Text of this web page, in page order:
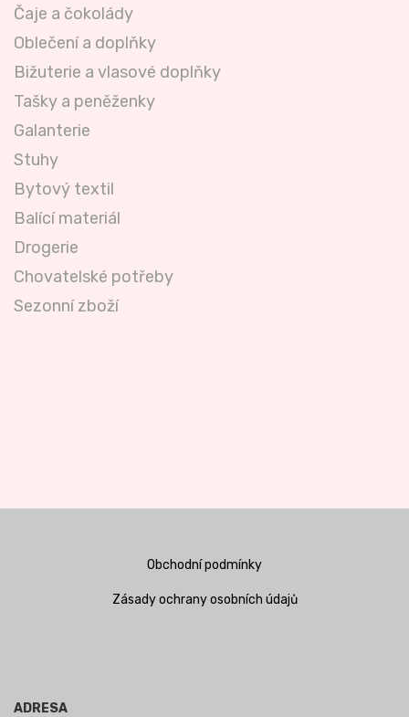
Čaje a čokolády
Oblečení a doplňky
Bižuterie a vlasové doplňky
Tašky a peněženky
Galanterie
Stuhy
Bytový textil
Balící materiál
Drogerie
Chovatelské potřeby
Sezonní zboží
Obchodní podmínky
Zásady ochrany osobních údajů
ADRESA